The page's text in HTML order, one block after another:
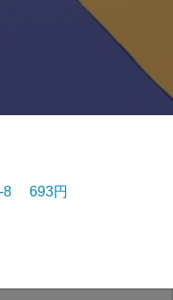
8 693円